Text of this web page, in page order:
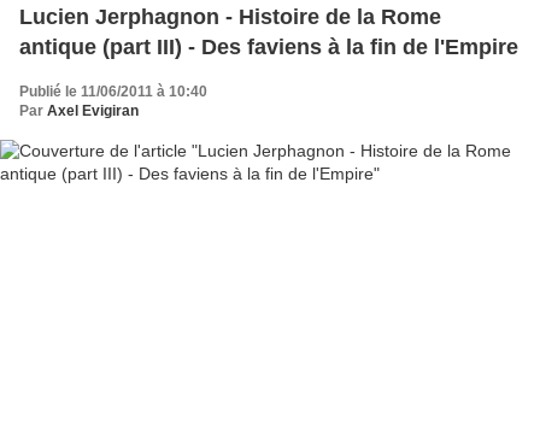
Lucien Jerphagnon - Histoire de la Rome
antique (part III) - Des faviens à la fin de l'Empire
Publié le 11/06/2011 à 10:40
Par Axel Evigiran